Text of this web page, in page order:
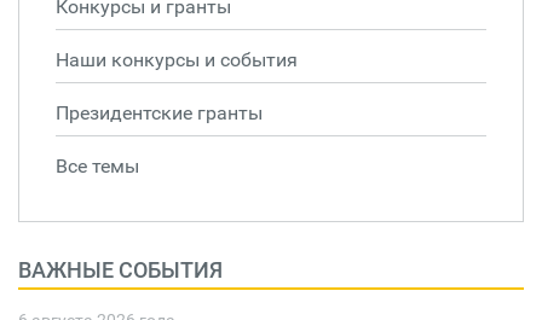
Конкурсы и гранты
Наши конкурсы и события
Президентские гранты
Все темы
ВАЖНЫЕ СОБЫТИЯ